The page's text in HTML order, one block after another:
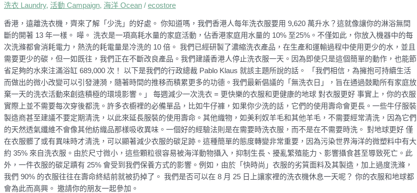
洗衣 Laundry, 活動 Campaign, 海洋 Ocean / ecostore
香港，遠離洗衣機，齊來了解「少洗」的好處。 你知道嗎，我們香港人每年洗衣服要用 9,620 萬升水？這就像讓你的淋浴無間
斷的開著 13 年一樣。 嘩。 洗衣是一項高耗水量的家庭活動，佔香港家庭用水量的 10% 至25%。不僅如此，你放入機器中的每
次洗滌都會消耗電力，熱洗的耗電量是冷洗的 10 倍。 我們已經研製了濃縮洗衣產品，在生產和運輸過程中使用更少的水，並且
需要更少的碳，但一如既往，我們正在不斷改良產品。我們建議香港人停止洗衣服一天。因為即使只是這個簡單的動作，也能節
省足夠的水來注滿浴缸 689,000 次！ 以下是我們的行政總裁 Pablo Klaus 就該主題所說的話。 「我們相信，為擁抱可持續生活
而做出的微小改變可以引發漣漪，隨著時間的推移而積累更多的功德。我們最新倡議的「無洗衣日」，旨在通過鼓勵所有家庭放
棄一天的洗衣活動來創造積極的環境影響。」 每週減少一次洗衣 = 更快樂的衣服和更健康的地球 對衣服更好 事實上，你的衣服
實際上並不需要每次穿後都洗。許多衣櫥裡的必備單品，比如牛仔褲，如果你少洗的話，它們的使用壽命會更長。一些牛仔服裝
製造商甚至建議不要定期清洗，以此來延長服裝的使用壽命。其他織物，如美利奴羊毛和其他羊毛，不需要經常清洗，因為它們
的天然透氣纖維不會像其他紡織品那樣吸收異味。一個好的經驗法則是在需要時洗衣服，而不是在不需要時洗。 對地球更好 僅
在衣服髒了或有異味時才清洗，可以顯著減少衣服的碳足跡。這種簡單的態度轉變非常重要，因為污染世界海洋的微塑料中有大
約 35% 來自洗衣服。由於尺寸微小，這些顆粒很容易被海洋動物攝入，抑制生長、擾亂繁殖能力、影響攝食甚至導致死亡。此
外，一件衣服的碳足蹟有 25% 會受到我們保養方式的影響。例如，由於「快時尚」衣服的劣質面料及其製造，加上過度洗滌，
我們 90% 的衣服往往在壽命終結前就被扔掉了。 我們是否可以在 8 月 25 日上讓家裡的洗衣機休息一天呢？ 你的衣服和地球都
會為此而高興。 邀請你的朋友一起參加。